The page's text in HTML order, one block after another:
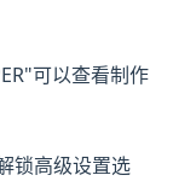
可以查看制作
锁高级设置选